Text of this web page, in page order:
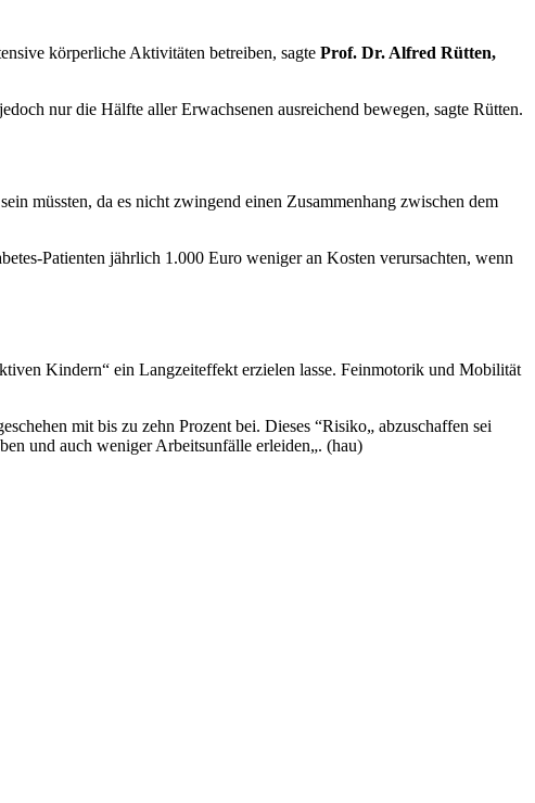
körperliche Aktivitäten betreiben, sagte Prof. Dr. Alfred Rütten,
nur die Hälfte aller Erwachsenen ausreichend bewegen, sagte Rütten.
müssten, da es nicht zwingend einen Zusammenhang zwischen dem
Patienten jährlich 1.000 Euro weniger an Kosten verursachten, wenn
Kindern“ ein Langzeiteffekt erzielen lasse. Feinmotorik und Mobilität
mit bis zu zehn Prozent bei. Dieses “Risiko„ abzuschaffen sei
und auch weniger Arbeitsunfälle erleiden„. (hau)